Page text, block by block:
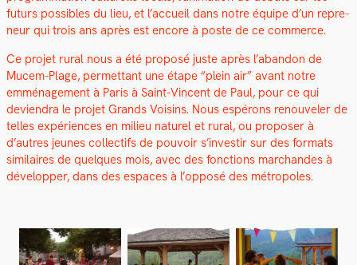
futurs pos­si­bles du lieu, et l’accueil dans notre équipe d’un repre­
neur qui trois ans après est encore à poste de ce com­merce.
Ce pro­jet rur­al nous a été pro­posé juste après l’abandon de
Mucem-Plage, per­me­t­tant une étape “plein air” avant notre
emmé­nage­ment à Paris à Saint-Vin­cent de Paul, pour ce qui
devien­dra le pro­jet Grands Voisins. Nous espérons renou­vel­er de
telles expéri­ences en milieu naturel et rur­al, ou pro­pos­er à
d’autres jeunes col­lec­tifs de pou­voir s’investir sur des for­mats
sim­i­laires de quelques mois, avec des fonc­tions marchan­des à
dévelop­per, dans des espaces à l’opposé des métrop­o­les.